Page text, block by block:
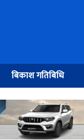
बिकाश गतिबिधि